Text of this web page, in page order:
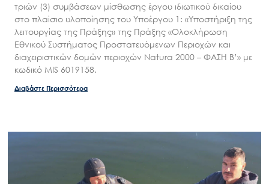
τριών (3) συμβάσεων μίσθωσης έργου ιδιωτικού δικαίου
στο πλαίσιο υλοποίησης του Υποέργου 1: «Υποστήριξη της
λειτουργίας της Πράξης» της Πράξης «Ολοκλήρωση
Εθνικού Συστήματος Προστατευόμενων Περιοχών και
διαχειριστικών δομών περιοχών Natura 2000 – ΦΑΣΗ Β’» με
κωδικό MIS 6019158.
Διαβάστε Περισσότερα